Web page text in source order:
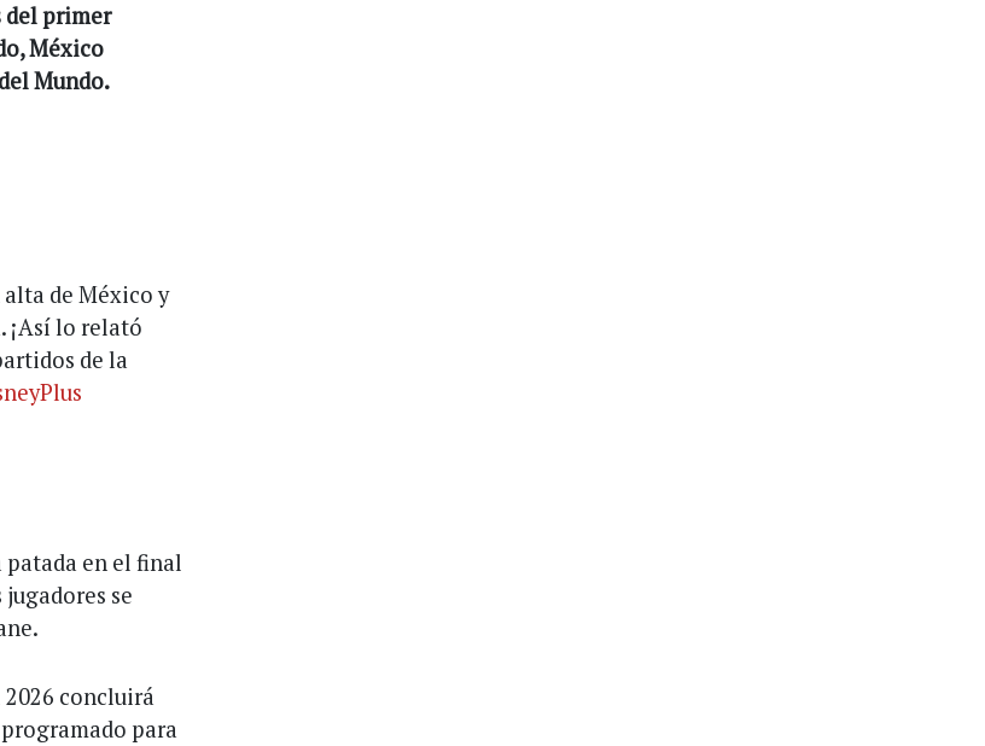
del primer
México
Mundo.
alta de México y
¡Así lo relató
de la
en el final
se
concluirá
para